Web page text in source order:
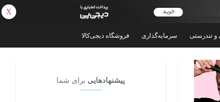
و تندرستی سرمایه‌گذاری فروشگاه دیجی‌کالا
پیشنهادهایی برای شما
X